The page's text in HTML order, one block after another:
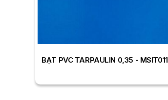
BẠT PVC TARPAULIN 0,35 - MSIT011